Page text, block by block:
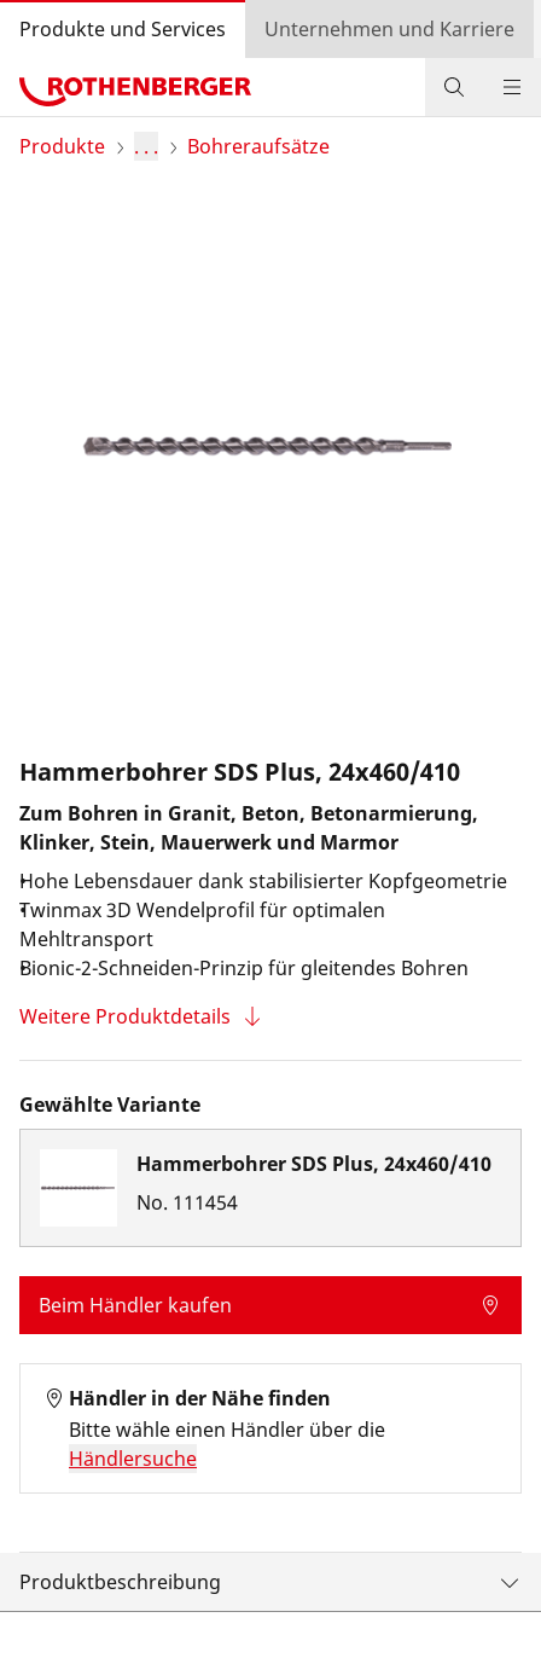
Produkte und Services Unternehmen und Karriere
Produkte
Produkte . . . Bohreraufsätze
Hammerbohrer SDS Plus, 24x460/410
Zum Bohren in Granit, Beton, Betonarmierung,
Klinker, Stein, Mauerwerk und Marmor
Hohe Lebensdauer dank stabilisierter Kopfgeometrie
Twinmax 3D Wendelprofil für optimalen
Mehltransport
Bionic-2-Schneiden-Prinzip für gleitendes Bohren
Weitere Produktdetails
Gewählte Variante
Hammerbohrer SDS Plus, 24x460/410
No. 111454
Beim Händler kaufen
Händler in der Nähe finden
Bitte wähle einen Händler über die
Händlersuche
Produktbeschreibung